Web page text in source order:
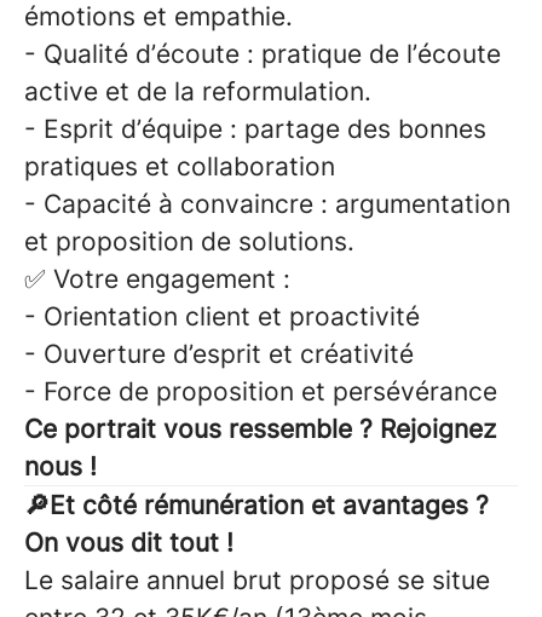
émotions et empathie.
- Qualité d’écoute : pratique de l’écoute
active et de la reformulation.
- Esprit d’équipe : partage des bonnes
pratiques et collaboration
- Capacité à convaincre : argumentation
et proposition de solutions.
✅ Votre engagement :
- Orientation client et proactivité
- Ouverture d’esprit et créativité
- Force de proposition et persévérance
Ce portrait vous ressemble ? Rejoignez
nous !
🔎Et côté rémunération et avantages ?
On vous dit tout !
Le salaire annuel brut proposé se situe